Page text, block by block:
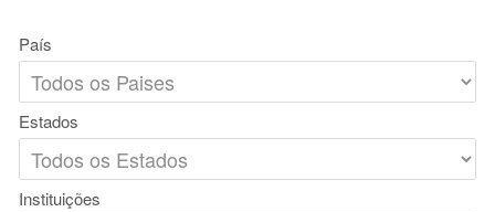
País
Estados
Instituições